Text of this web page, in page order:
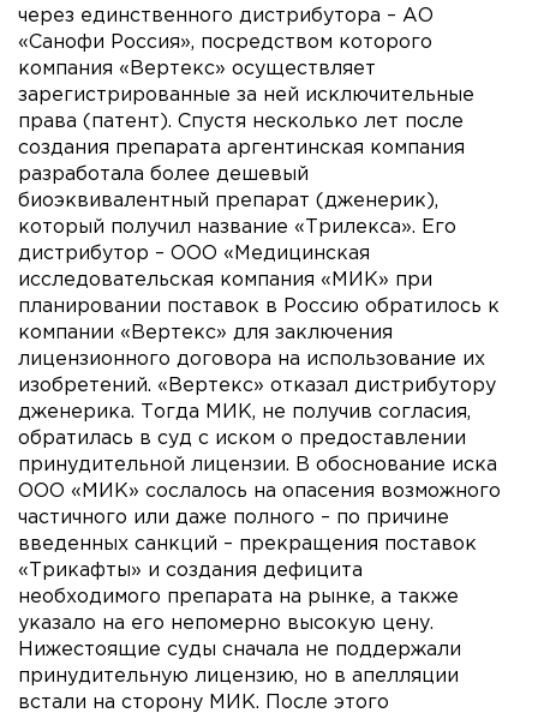
через единственного дистрибутора – АО
«Санофи Россия», посредством которого
компания «Вертекс» осуществляет
зарегистрированные за ней исключительные
права (патент). Спустя несколько лет после
создания препарата аргентинская компания
разработала более дешевый
биоэквивалентный препарат (дженерик),
который получил название «Трилекса». Его
дистрибутор – ООО «Медицинская
исследовательская компания «МИК» при
планировании поставок в Россию обратилось к
компании «Вертекс» для заключения
лицензионного договора на использование их
изобретений. «Вертекс» отказал дистрибутору
дженерика. Тогда МИК, не получив согласия,
обратилась в суд с иском о предоставлении
принудительной лицензии. В обоснование иска
ООО «МИК» сослалось на опасения возможного
частичного или даже полного – по причине
введенных санкций – прекращения поставок
«Трикафты» и создания дефицита
необходимого препарата на рынке, а также
указало на его непомерно высокую цену.
Нижестоящие суды сначала не поддержали
принудительную лицензию, но в апелляции
встали на сторону МИК. После этого